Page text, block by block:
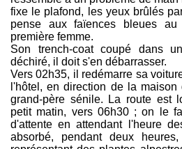
fixe le plafond, les yeux brûlés
pense aux faïences bleues
première femme.
Son trench-coat coupé dans
déchiré, il doit s'en débarrasser.
Vers 02h35, il redémarre sa
l'hôtel, en direction de la
grand-père sénile. La route est
petit matin, vers 06h30 ; on le
d'attente en attendant l'heure
absorbé, pendant deux